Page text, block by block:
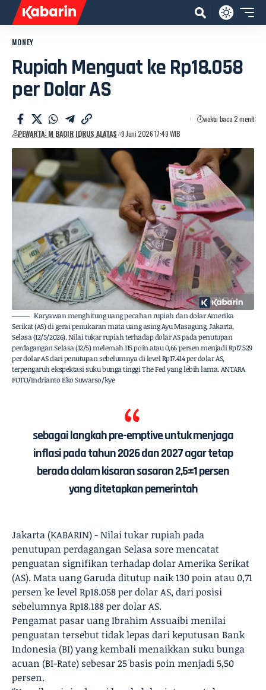
MONEY
Rupiah Menguat ke Rp18.058
per Dolar AS
PEWARTA: M BAQIR IDRUS ALATAS 9 Juni 2026 17:49 WIB
waktu baca 2 menit
Karyawan menghitung uang pecahan rupiah dan dolar Amerika
Serikat (AS) di gerai penukaran mata uang asing Ayu Masagung, Jakarta,
Selasa (12/5/2026). Nilai tukar rupiah terhadap dolar AS pada penutupan
perdagangan Selasa (12/5) melemah 115 poin atau 0,66 persen menjadi Rp17.529
per dolar AS dari penutupan sebelumnya di level Rp17.414 per dolar AS,
terpengaruh ekspektasi suku bunga tinggi The Fed yang lebih lama. ANTARA
FOTO/Indrianto Eko Suwarso/kye
sebagai langkah pre-emptive untuk menjaga
inflasi pada tahun 2026 dan 2027 agar tetap
berada dalam kisaran sasaran 2,5±1 persen
yang ditetapkan pemerintah
Jakarta (KABARIN) - Nilai tukar rupiah pada
penutupan perdagangan Selasa sore mencatat
penguatan signifikan terhadap dolar Amerika Serikat
(AS). Mata uang Garuda ditutup naik 130 poin atau 0,71
persen ke level Rp18.058 per dolar AS, dari posisi
sebelumnya Rp18.188 per dolar AS.
Pengamat pasar uang Ibrahim Assuaibi menilai
penguatan tersebut tidak lepas dari keputusan Bank
Indonesia (BI) yang kembali menaikkan suku bunga
acuan (BI-Rate) sebesar 25 basis poin menjadi 5,50
persen.